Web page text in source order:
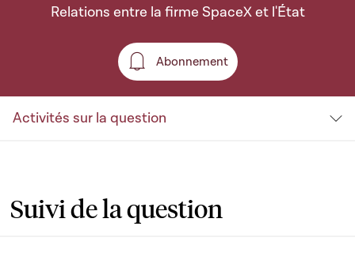
Relations entre la firme SpaceX et l'État
Abonnement
Abonnement
Activités sur la question
Suivi de la question